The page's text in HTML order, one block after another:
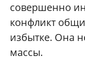
совершенно
конфликт
избытке. Она
массы.